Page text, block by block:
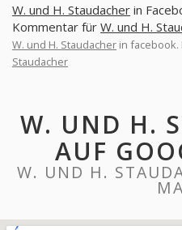
W. und H. Staudacher in
Kommentar für W. und H.
W. und H. Staudacher in facebook.
Staudacher
W. UND H.
AUF
W. UND H.